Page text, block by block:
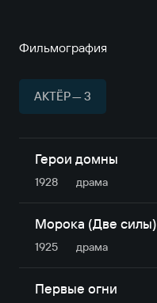
Фильмография
АКТЁР — 3
Герои домны
1928 драма
Морока (Две силы)
1925 драма
Первые огни